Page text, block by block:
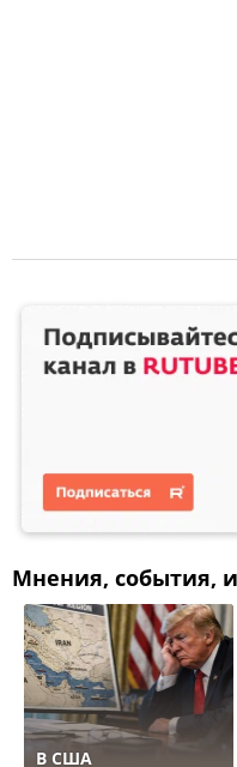
Мнения, события,
В США